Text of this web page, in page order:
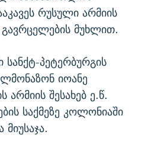
რუსული არმიის
გავრცელების მუხლით.
პეტერბურგის
იოანე
შესახებ ე.წ.
საქმეზე კოლონიაში